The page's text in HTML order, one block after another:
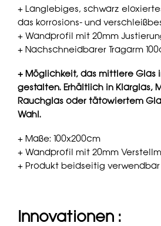
+ Langlebiges, schwarz
das korrosions- und
+ Wandprofil mit 20mm
+ Nachschneidbarer Tragarm
+ Möglichkeit, das mittlere Glas
gestalten. Erhältlich in Klarglas,
Rauchglas oder tätowiertem
Wahl.
+ Maße: 100x200cm
+ Wandprofil mit 20mm
+ Produkt beidseitig verwendbar
Innovationen :